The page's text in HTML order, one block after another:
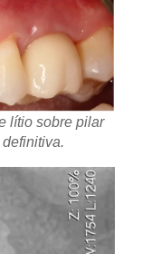
lítio sobre pilar
definitiva.